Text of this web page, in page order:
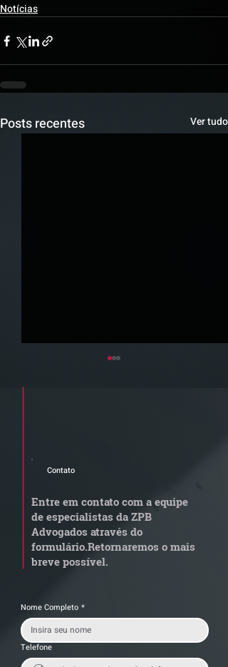
Notícias
Posts recentes Ver tudo
Grupo de Estudos ZPB -
Contato
Entre em contato com a equipe
de especialistas da ZPB
Advogados através do
formulário.Retornaremos o mais
breve possível.
Nome Completo *
Telefone